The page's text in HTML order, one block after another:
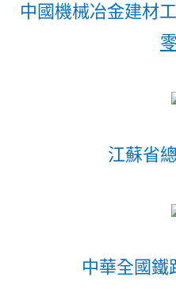
中國機械冶金建材
江蘇省
中華全國鐵